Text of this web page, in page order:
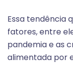
Essa tendência
fatores, entre
pandemia e as
alimentada por